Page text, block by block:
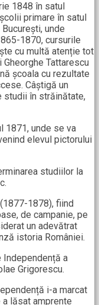
1848 în satul
primare în satul
unde
1870, cursurile
cu multă atenție tot
Tattarescu
școala cu rezultate
Câștigă un
studii în străinătate,
1871, unde se va
elevul pictorului
studiilor la
1878), fiind
de campanie, pe
un adevătrat
istoria României.
Independență a
Grigorescu.
i-a marcat
lăsat amprente